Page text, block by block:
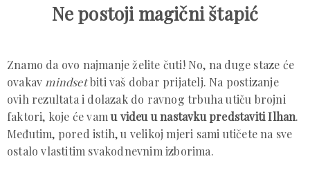
Ne postoji magični štapić
Znamo da ovo najmanje želite čuti! No, na duge staze će
ovakav mindsetbiti vaš dobar prijatelj. Na postizanje
ovih rezultata i dolazak do ravnog trbuha utiču brojni
faktori, koje će vamu videu u nastavku predstaviti Ilhan.
Međutim, pored istih, u velikoj mjeri sami utičete na sve
ostalo vlastitim svakodnevnim izborima.